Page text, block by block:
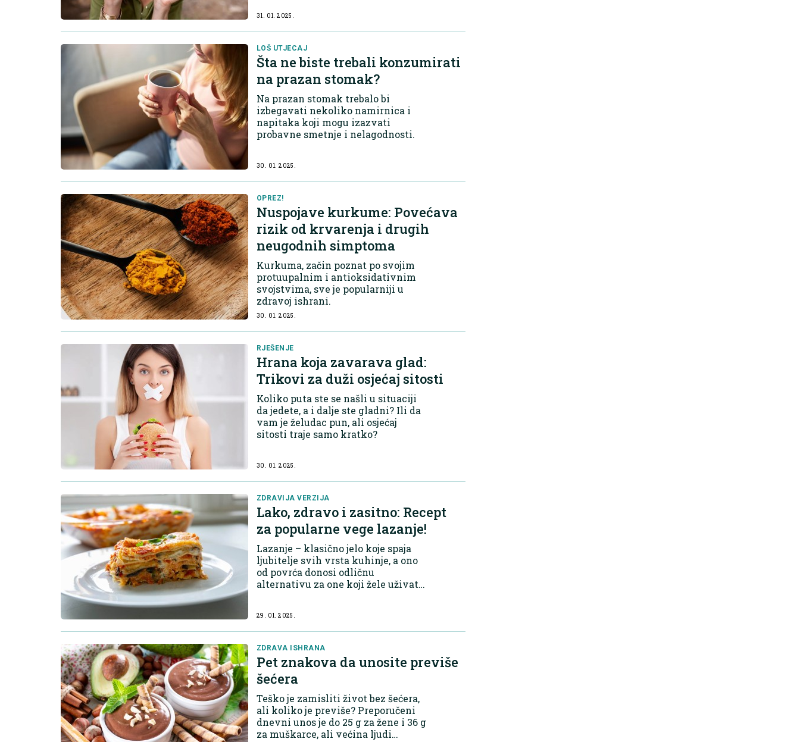
31. 01. 2025.
LOŠ UTJECAJ
Šta ne biste trebali konzumirati
na prazan stomak?
Na prazan stomak trebalo bi
izbegavati nekoliko namirnica i
napitaka koji mogu izazvati
probavne smetnje i nelagodnosti.
30. 01. 2025.
OPREZ!
Nuspojave kurkume: Povećava
rizik od krvarenja i drugih
neugodnih simptoma
Kurkuma, začin poznat po svojim
protuupalnim i antioksidativnim
svojstvima, sve je popularniji u
zdravoj ishrani.
30. 01. 2025.
RJEŠENJE
Hrana koja zavarava glad:
Trikovi za duži osjećaj sitosti
Koliko puta ste se našli u situaciji
da jedete, a i dalje ste gladni? Ili da
vam je želudac pun, ali osjećaj
sitosti traje samo kratko?
30. 01. 2025.
ZDRAVIJA VERZIJA
Lako, zdravo i zasitno: Recept
za popularne vege lazanje!
Lazanje – klasično jelo koje spaja
ljubitelje svih vrsta kuhinje, a ono
od povrća donosi odličnu
alternativu za one koji žele uživati
29. 01. 2025.
ZDRAVA ISHRANA
Pet znakova da unosite previše
šećera
Teško je zamisliti život bez šećera,
ali koliko je previše? Preporučeni
dnevni unos je do 25 g za žene i 36 g
za muškarce, ali većina ljudi